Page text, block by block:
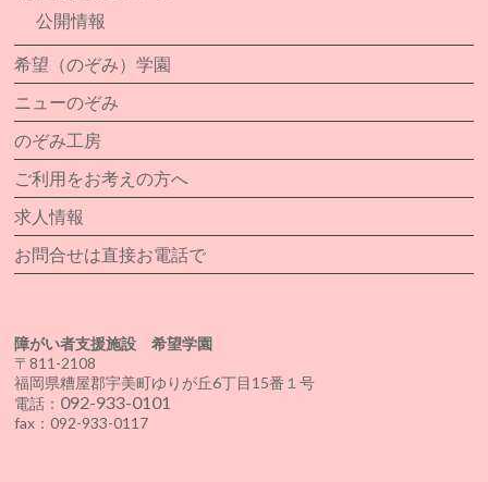
公開情報
希望（のぞみ）学園
ニューのぞみ
のぞみ工房
ご利用をお考えの方へ
求人情報
お問合せは直接お電話で
障がい者支援施設 希望学園
〒811-2108
福岡県糟屋郡宇美町ゆりが丘6丁目15番１号
電話： 092-933-0101
fax：092-933-0117